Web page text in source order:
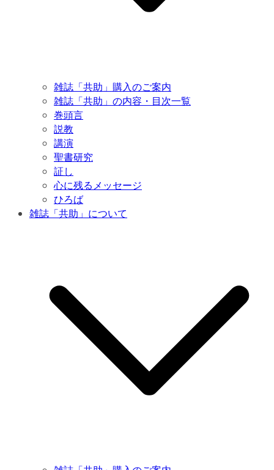
雑誌「共助」購入のご案内
雑誌「共助」の内容・目次一覧
巻頭言
説教
講演
聖書研究
証し
心に残るメッセージ
ひろば
雑誌「共助」について